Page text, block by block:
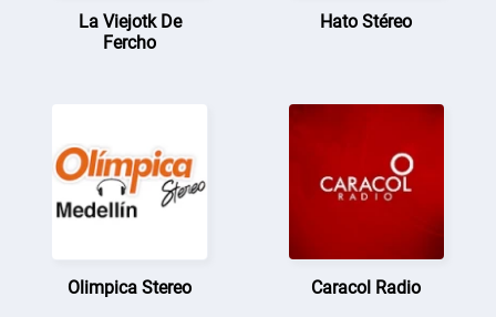
La Viejotk De
Fercho
Hato Stéreo
Olimpica Stereo Caracol Radio